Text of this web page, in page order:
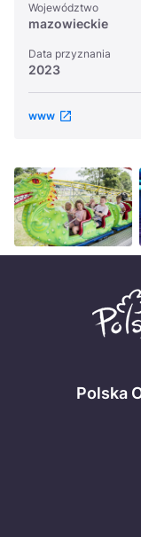
Województwo
mazowieckie
Data przyznania
2023
www
Polska